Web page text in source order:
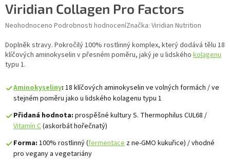
Viridian Collagen Pro Factors
Průměrné hodnocení produktu je 0,0 z 5 hvězdiček.
Neohodnoceno Podrobnosti hodnoceníZnačka: Viridian Nutrition
Doplněk stravy. Pokročilý 100% rostlinný komplex, který dodává tělu 18
klíčových aminokyselin v přesném poměru, jaký je u lidského kolagenu
typu 1.
Aminokyseliny: 18 klíčových aminokyselin ve volných formách / ve
stejném poměru jako u lidského kolagenu typu 1
Přidaná hodnota: prospěšné kultury S. Thermophilus CUL68 /
Vitamín C(askorbát hořečnatý)
Forma: 100% rostlinný (fermentace z ne-GMO kukuřice) / vhodné
pro vegany a vegetariány